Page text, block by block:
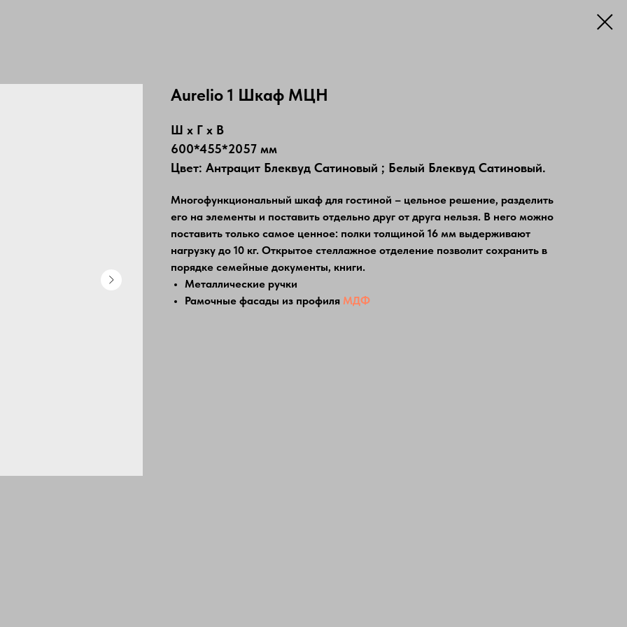
Aureliо 1 Шкаф МЦН
Ш х Г х В
600*455*2057 мм
Цвет: Антрацит Блеквуд Сатиновый ; Белый Блеквуд Сатиновый.
Многофункциональный шкаф для гостиной – цельное решение, разделить
его на элементы и поставить отдельно друг от друга нельзя. В него можно
поставить только самое ценное: полки толщиной 16 мм выдерживают
нагрузку до 10 кг. Открытое стеллажное отделение позволит сохранить в
порядке семейные документы, книги.
Металлические ручки
Рамочные фасады из профиля МДФ